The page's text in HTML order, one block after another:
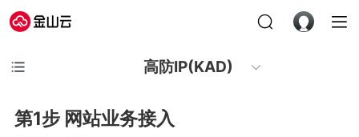
高防IP(KAD)
第1步 网站业务接入